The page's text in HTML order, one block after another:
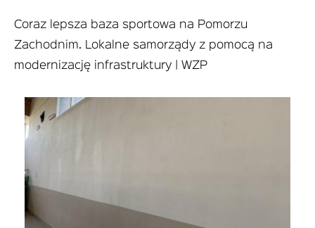
Coraz lepsza baza sportowa na Pomorzu
Zachodnim. Lokalne samorządy z pomocą na
modernizację infrastruktury | WZP